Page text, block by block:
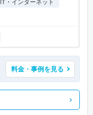
IT・インターネット
料金・事例を見る